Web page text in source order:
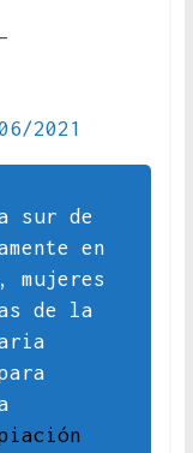
2021
sur de
en
mujeres
de la